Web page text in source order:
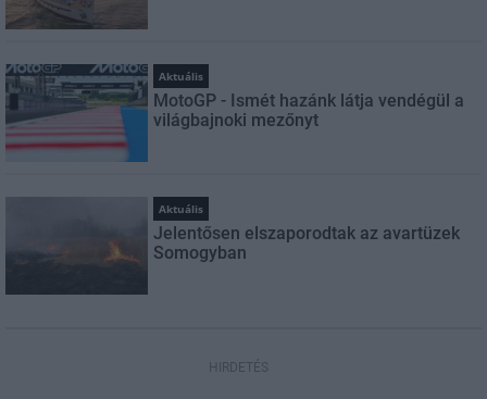
Aktuális
MotoGP - Ismét hazánk látja vendégül a
világbajnoki mezőnyt
Aktuális
Jelentősen elszaporodtak az avartüzek
Somogyban
HIRDETÉS